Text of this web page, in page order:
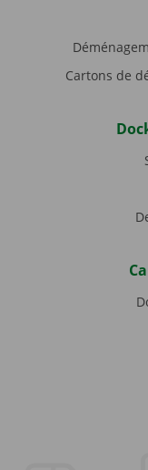
Cartons de